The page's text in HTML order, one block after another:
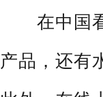
在中国看
产品，还有